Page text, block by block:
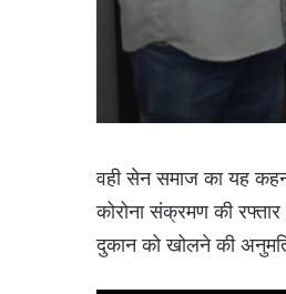
वही सेन समाज का यह
कोरोना संक्रमण की
दुकान को खोलने की